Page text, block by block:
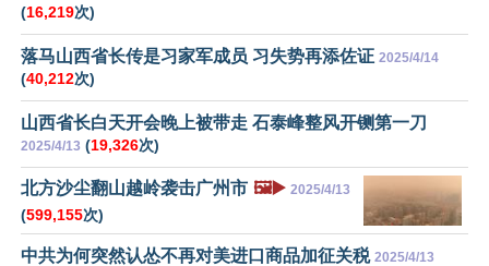
(16,219次)
落马山西省长传是习家军成员 习失势再添佐证 2025/4/14
(40,212次)
山西省长白天开会晚上被带走 石泰峰整风开铡第一刀
2025/4/13 (19,326次)
北方沙尘翻山越岭袭击广州市 🖼️▶️ 2025/4/13
(599,155次)
中共为何突然认怂不再对美进口商品加征关税 2025/4/13